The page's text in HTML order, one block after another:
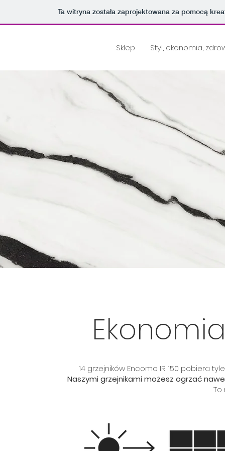
Ta witryna została zaprojektowana za pomocą
Sklep Styl, ekonomia,
14 grzejników Encomo IR 150 pobiera
Naszymi grzejnikami możesz ogrzać
To